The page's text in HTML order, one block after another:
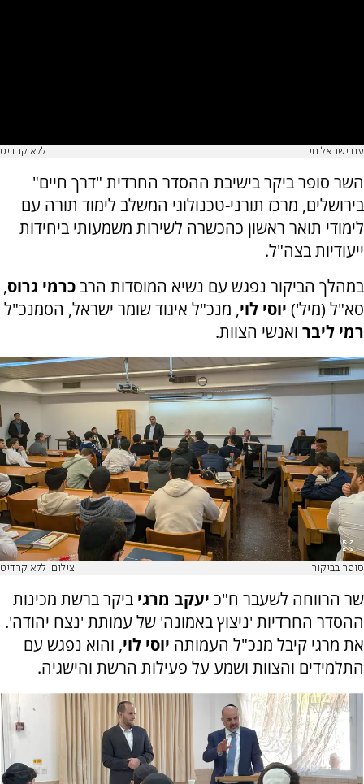
עם ישראל חי ללא קרדיט
השר סופר ביקר בישיבת ההסדר החרדית "דרך חיים"
בירושלים, מרכז תורני-טכנולוגי המשלב לימוד תורה עם
לימודי תואר ראשון כהכשרה לשירות משמעותי ביחידות
ייעודיות בצה"ל.
במהלך הביקור נפגש עם נשיא המוסדות הרבכרמי גרוס,
סא"ל (מיל') יוסי לוי, מנכ"ל איגוד שומר ישראל, הסמנכ"ל
רמי ליבר ואנשי הצוות.
סופר בביקור צילום: ללא קרדיט
שר הרווחה לשעבר ח"כ יעקב מרגי ביקר ברשת מכינות
ההסדר החרדיות 'ניצוץ באמונה' של עמותת 'נצח יהודה'.
את מרגי קיבל מנכ"ל העמותה יוסי לוי, והוא נפגש עם
התלמידים והצוות ושמע על פעילות הרשת והישגיה.